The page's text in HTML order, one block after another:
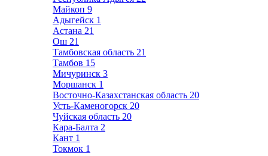
Майкоп 9
Адыгейск 1
Астана 21
Ош 21
Тамбовская область 21
Тамбов 15
Мичуринск 3
Моршанск 1
Восточно-Казахстанская область 20
Усть-Каменогорск 20
Чуйская область 20
Кара-Балта 2
Кант 1
Токмок 1